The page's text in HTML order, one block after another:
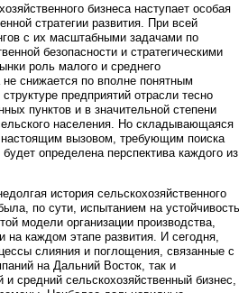
бизнеса наступает особая
стратегии развития. При всей
с их масштабными задачами по
безопасности и стратегическими
роль малого и среднего
не снижается по вполне понятным
предприятий отрасли тесно
пунктов и в значительной степени
населения. Но складывающаяся
вызовом, требующим поиска
определена перспектива каждого из
история сельскохозяйственного
по сути, испытанием на устойчивость
модели организации производства,
на каждом этапе развития. И сегодня,
слияния и поглощения, связанные с
на Дальний Восток, так и
средний сельскохозяйственный бизнес,